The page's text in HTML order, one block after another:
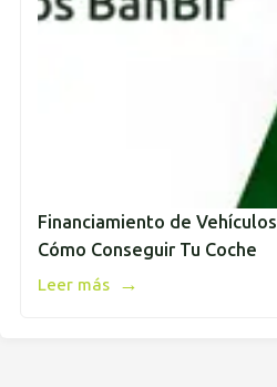
Financiamiento de
Cómo Conseguir Tu Coche
Leer más →